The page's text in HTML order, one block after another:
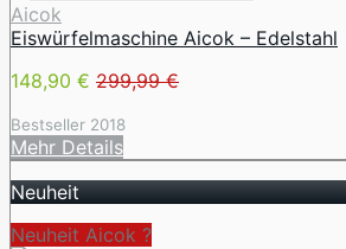
Aicok
Eiswürfelmaschine Aicok – Edelstahl
148,90 € 299,99 €
Bestseller 2018
Mehr Details
Neuheit
Neuheit Aicok ?